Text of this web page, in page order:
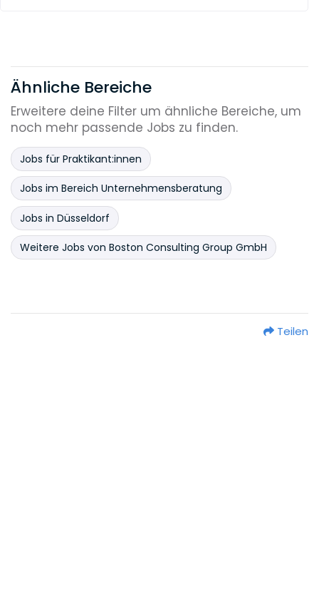
Ähnliche Bereiche
Erweitere deine Filter um ähnliche Bereiche, um
noch mehr passende Jobs zu finden.
Jobs für Praktikant:innen
Jobs im Bereich Unternehmensberatung
Jobs in Düsseldorf
Weitere Jobs von Boston Consulting Group GmbH
Teilen